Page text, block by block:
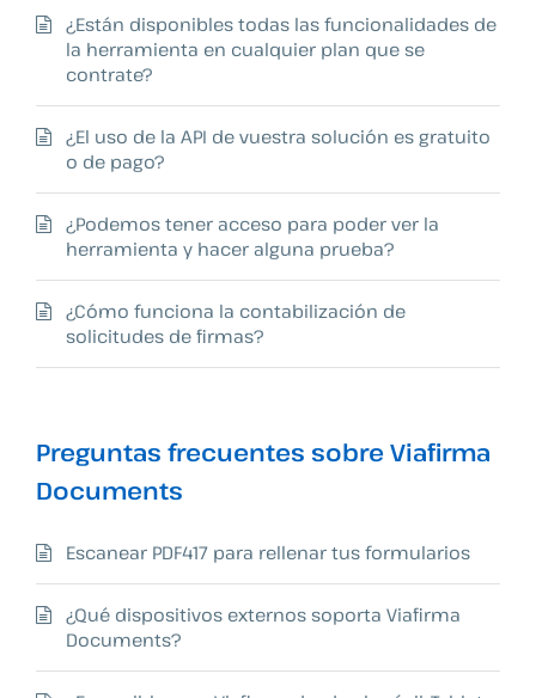
¿Están disponibles todas las funcionalidades de
la herramienta en cualquier plan que se
contrate?
¿El uso de la API de vuestra solución es gratuito
o de pago?
¿Podemos tener acceso para poder ver la
herramienta y hacer alguna prueba?
¿Cómo funciona la contabilización de
solicitudes de firmas?
Preguntas frecuentes sobre Viafirma
Documents
Escanear PDF417 para rellenar tus formularios
¿Qué dispositivos externos soporta Viafirma
Documents?